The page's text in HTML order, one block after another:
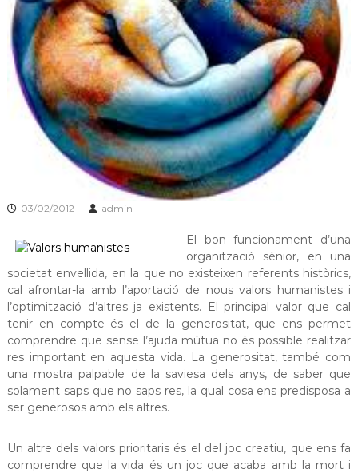
s
d
e
L
l
o
b
r
e
g
m
a
c
i
ó
d
'
E
s
p
l
u
g
u
L
o
b
r
e
g
a
03/02/2012 admin
El bon funcionament d’una
organització sènior, en una
societat envellida, en la que no existeixen referents històrics,
cal afrontar-la amb l’aportació de nous valors humanistes i
l’optimització d’altres ja existents. El principal valor que cal
tenir en compte és el de la generositat, que ens permet
comprendre que sense l’ajuda mútua no és possible realitzar
res important en aquesta vida. La generositat, també com
una mostra palpable de la saviesa dels anys, de saber que
solament saps que no saps res, la qual cosa ens predisposa a
ser generosos amb els altres.
Un altre dels valors prioritaris és el del joc creatiu, que ens fa
comprendre que la vida és un joc que acaba amb la mort i